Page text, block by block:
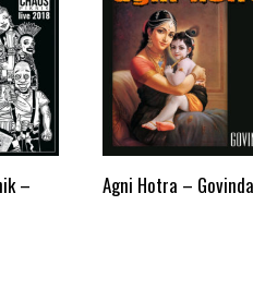
–
Agni Hotra –